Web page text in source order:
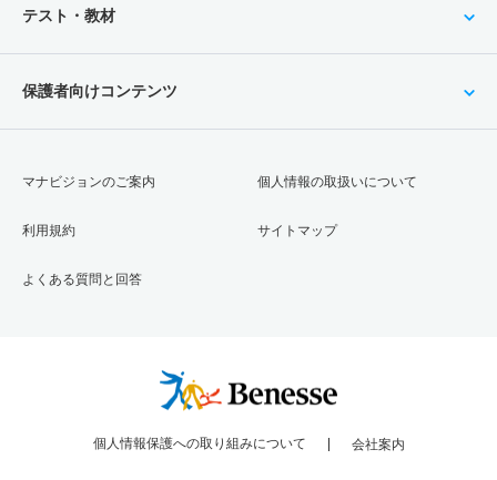
テスト・教材
保護者向けコンテンツ
マナビジョンのご案内
利用規約
よくある質問と回答
個人情報の取扱いについて
サイトマップ
個人情報保護への取り組みについて 会社案内